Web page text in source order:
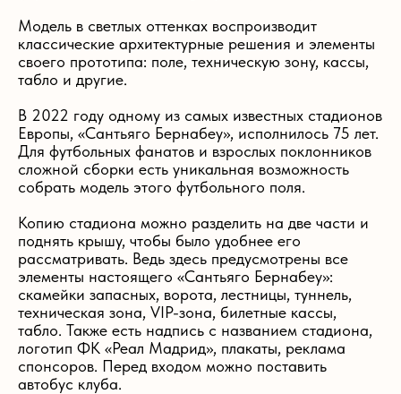
Модель в светлых оттенках воспроизводит
классические архитектурные решения и элементы
своего прототипа: поле, техническую зону, кассы,
табло и другие.
В 2022 году одному из самых известных стадионов
Европы, «Сантьяго Бернабеу», исполнилось 75 лет.
Для футбольных фанатов и взрослых поклонников
сложной сборки есть уникальная возможность
собрать модель этого футбольного поля.
Копию стадиона можно разделить на две части и
поднять крышу, чтобы было удобнее его
рассматривать. Ведь здесь предусмотрены все
элементы настоящего «Сантьяго Бернабеу»:
скамейки запасных, ворота, лестницы, туннель,
техническая зона, VIP-зона, билетные кассы,
табло. Также есть надпись с названием стадиона,
логотип ФК «Реал Мадрид», плакаты, реклама
спонсоров. Перед входом можно поставить
автобус клуба.